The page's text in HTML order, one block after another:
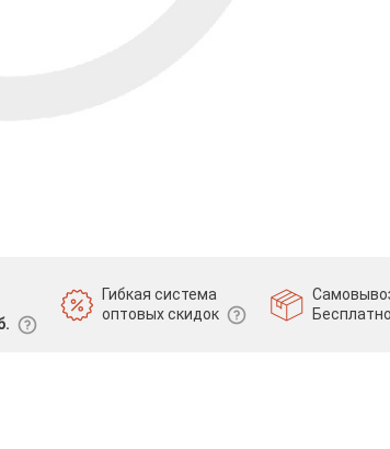
Гибкая система
оптовых скидок